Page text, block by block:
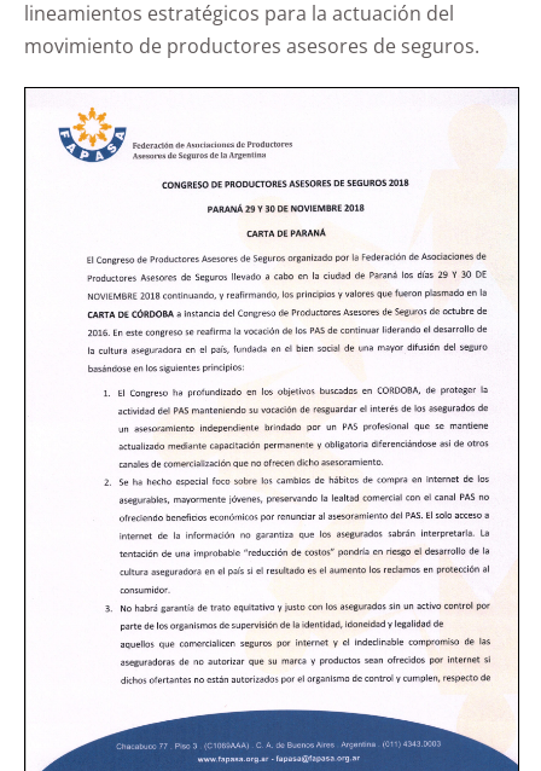
lineamientos estratégicos para la actuación del
movimiento de productores asesores de seguros.